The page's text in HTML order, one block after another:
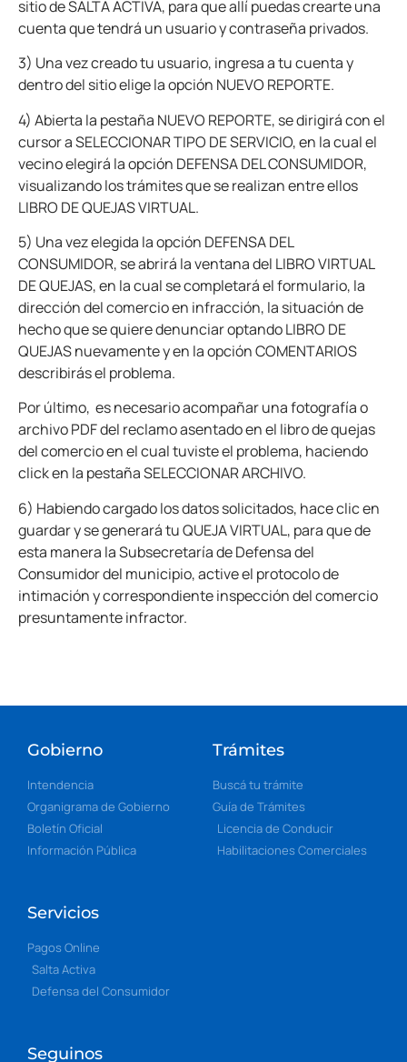
sitio de SALTA ACTIVA, para que allí puedas crearte una
cuenta que tendrá un usuario y contraseña privados.
3) Una vez creado tu usuario, ingresa a tu cuenta y
dentro del sitio elige la opción NUEVO REPORTE.
4) Abierta la pestaña NUEVO REPORTE, se dirigirá con el
cursor a SELECCIONAR TIPO DE SERVICIO, en la cual el
vecino elegirá la opción DEFENSA DEL CONSUMIDOR,
visualizando los trámites que se realizan entre ellos
LIBRO DE QUEJAS VIRTUAL.
5) Una vez elegida la opción DEFENSA DEL
CONSUMIDOR, se abrirá la ventana del LIBRO VIRTUAL
DE QUEJAS, en la cual se completará el formulario, la
dirección del comercio en infracción, la situación de
hecho que se quiere denunciar optando LIBRO DE
QUEJAS nuevamente y en la opción COMENTARIOS
describirás el problema.
Por último, es necesario acompañar una fotografía o
archivo PDF del reclamo asentado en el libro de quejas
del comercio en el cual tuviste el problema, haciendo
click en la pestaña SELECCIONAR ARCHIVO.
6) Habiendo cargado los datos solicitados, hace clic en
guardar y se generará tu QUEJA VIRTUAL, para que de
esta manera la Subsecretaría de Defensa del
Consumidor del municipio, active el protocolo de
intimación y correspondiente inspección del comercio
presuntamente infractor.
Gobierno
Intendencia
Organigrama de Gobierno
Boletín Oficial
Información Pública
Trámites
Buscá tu trámite
Guía de Trámites
Licencia de Conducir
Habilitaciones Comerciales
Servicios
Pagos Online
Salta Activa
Defensa del Consumidor
Seguinos